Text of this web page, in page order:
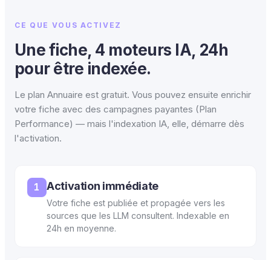
CE QUE VOUS ACTIVEZ
Une fiche, 4 moteurs IA, 24h
pour être indexée.
Le plan Annuaire est gratuit. Vous pouvez ensuite enrichir
votre fiche avec des campagnes payantes (Plan
Performance) — mais l'indexation IA, elle, démarre dès
l'activation.
1 Activation immédiate
Votre fiche est publiée et propagée vers les
sources que les LLM consultent. Indexable en
24h en moyenne.